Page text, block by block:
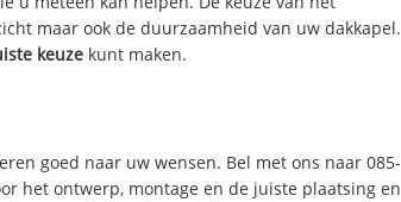
maar ook de duurzaamheid van uw dakkapel.
keuze kunt maken.
goed naar uw wensen. Bel met ons naar 085-
het ontwerp, montage en de juiste plaatsing en